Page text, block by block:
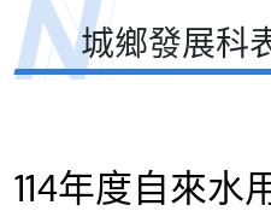
城鄉發展科
114年度自來水